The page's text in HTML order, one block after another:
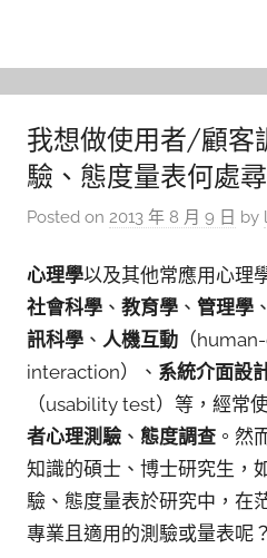
我想做使用者/顧客
驗、態度量表何處
Posted on 2013 年 8 月 9 日 by
心理學以及其他常應用心理
社會科學 、 教育學 、 管理學 、
訊科學 、 人機互動 （
interaction）、 系統介面設
（usability test）等，經常
者心理測驗 、 態度調查 。然
知識的碩士、博士研究生，
驗、態度量表於研究中，在
專業且適用的測驗或量表呢？